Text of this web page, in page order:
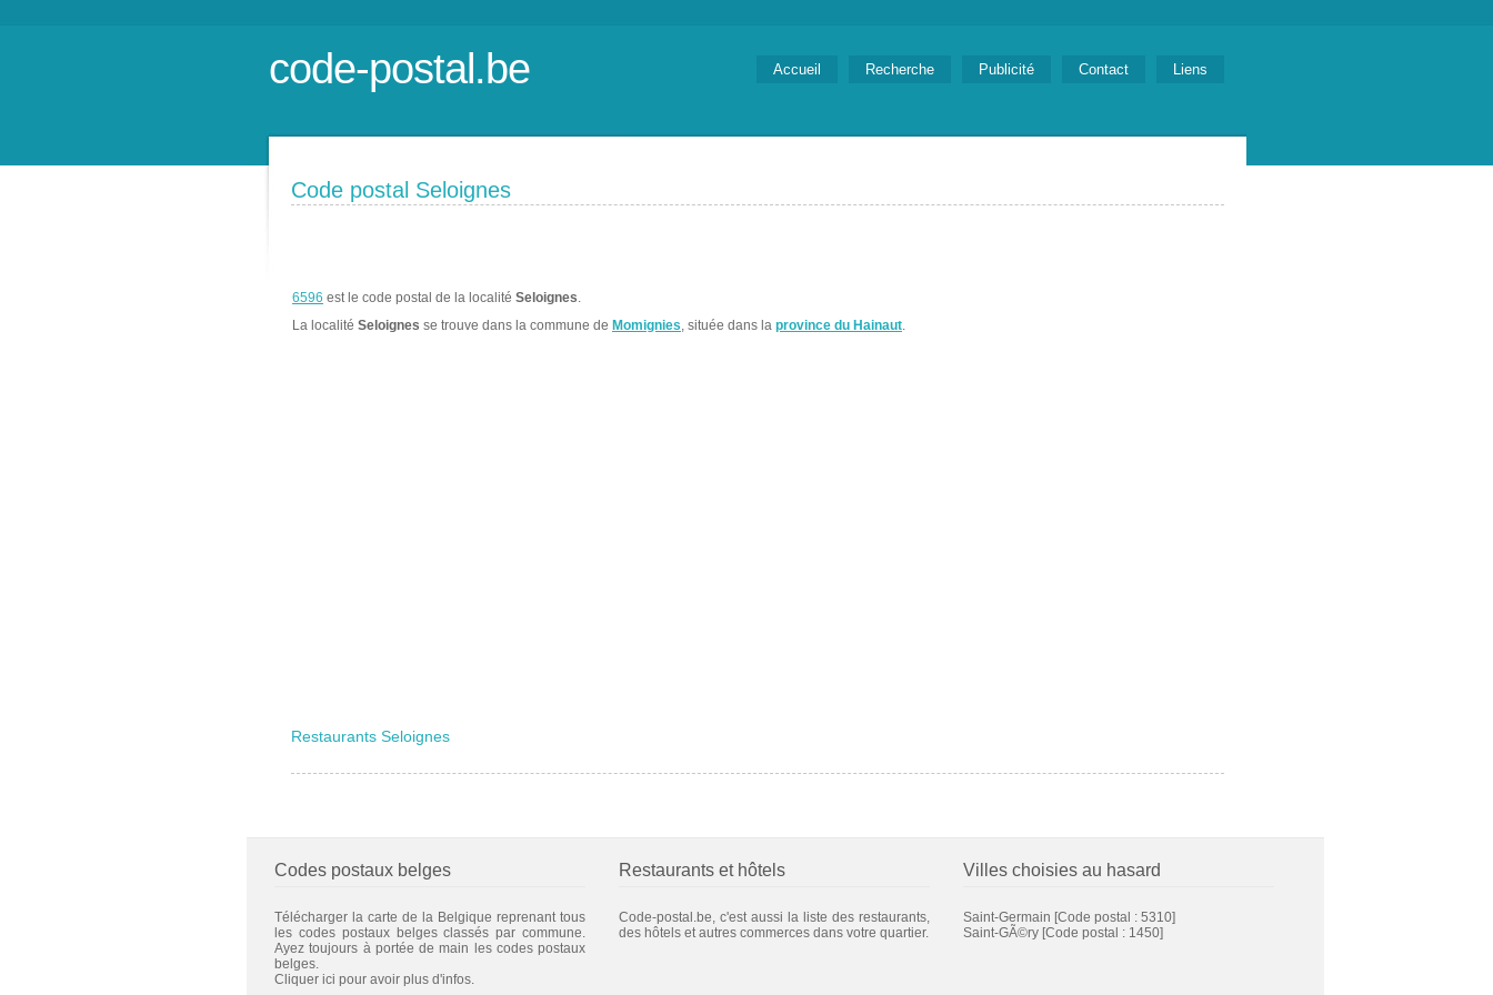
code-postal.be Accueil Recherche Publicité Contact Liens
Code postal Seloignes
6596 est le code postal de la localité Seloignes.
La localité Seloignes se trouve dans la commune de Momignies, située dans la province du Hainaut.
Restaurants Seloignes
Codes postaux belges
Télécharger la carte de la Belgique reprenant tous
les codes postaux belges classés par commune.
Ayez toujours à portée de main les codes postaux
belges.
Cliquer ici pour avoir plus d'infos.
Restaurants et hôtels
Code-postal.be, c'est aussi la liste des restaurants,
des hôtels et autres commerces dans votre quartier.
Villes choisies au hasard
Saint-Germain [Code postal : 5310]
Saint-GÃ©ry [Code postal : 1450]